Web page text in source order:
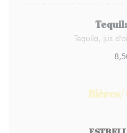
Tequila, jus
Bières/